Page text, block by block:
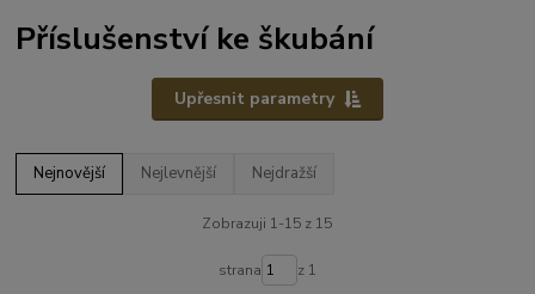
Příslušenství ke škubání
Upřesnit parametry
Nejnovější Nejlevnější Nejdražší
Zobrazuji 1-15 z 15
strana z 1